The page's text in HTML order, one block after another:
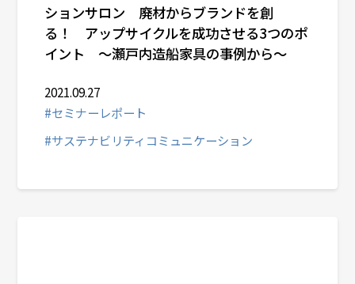
ションサロン 廃材からブランドを創
る！ アップサイクルを成功させる3つのポ
イント ～瀬戸内造船家具の事例から～
2021.09.27
#セミナーレポート
#サステナビリティコミュニケーション